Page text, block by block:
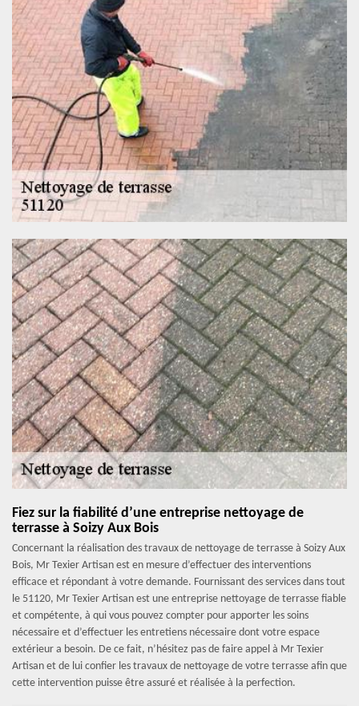
Fiez sur la fiabilité d’une entreprise nettoyage de
terrasse à Soizy Aux Bois
Concernant la réalisation des travaux de nettoyage de terrasse à Soizy Aux
Bois, Mr Texier Artisan est en mesure d’effectuer des interventions
efficace et répondant à votre demande. Fournissant des services dans tout
le 51120, Mr Texier Artisan est une entreprise nettoyage de terrasse fiable
et compétente, à qui vous pouvez compter pour apporter les soins
nécessaire et d’effectuer les entretiens nécessaire dont votre espace
extérieur a besoin. De ce fait, n’hésitez pas de faire appel à Mr Texier
Artisan et de lui confier les travaux de nettoyage de votre terrasse afin que
cette intervention puisse être assuré et réalisée à la perfection.